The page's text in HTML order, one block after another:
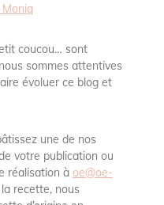
coucou… sont
sommes attentives
évoluer ce blog et
une de nos
votre publication ou
réalisation à oe@oe-
recette, nous